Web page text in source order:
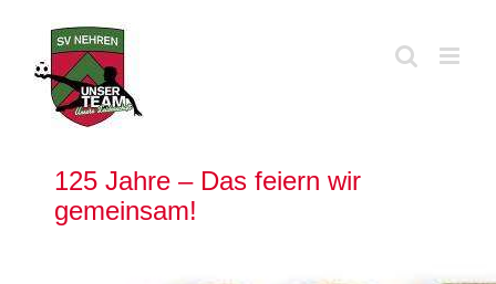
springen
125 Jahre – Das feiern wir
gemeinsam!